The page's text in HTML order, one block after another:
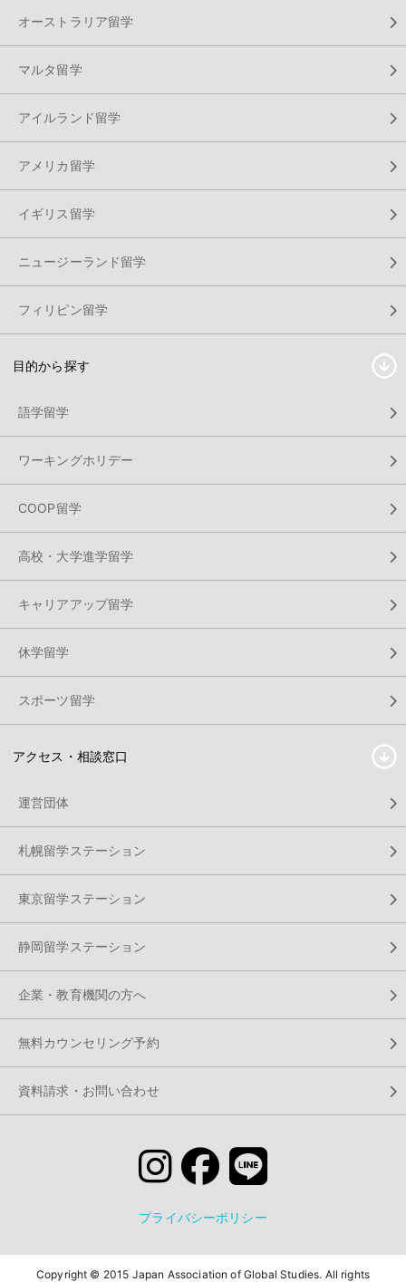
オーストラリア留学
マルタ留学
アイルランド留学
アメリカ留学
イギリス留学
ニュージーランド留学
フィリピン留学
目的から探す
語学留学
ワーキングホリデー
COOP留学
高校・大学進学留学
キャリアアップ留学
休学留学
スポーツ留学
アクセス・相談窓口
運営団体
札幌留学ステーション
東京留学ステーション
静岡留学ステーション
企業・教育機関の方へ
無料カウンセリング予約
資料請求・お問い合わせ
プライバシーポリシー
Copyright © 2015 Japan Association of Global Studies. All rights